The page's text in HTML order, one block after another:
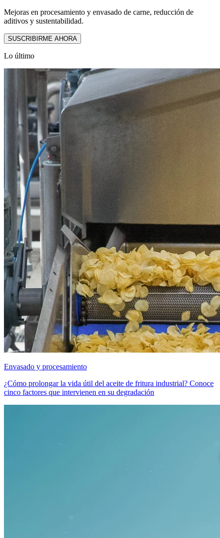
Mejoras en procesamiento y envasado de carne, reducción de
aditivos y sustentabilidad.
SUSCRIBIRME AHORA
Lo último
Envasado y procesamiento
¿Cómo prolongar la vida útil del aceite de fritura industrial? Conoce
cinco factores que intervienen en su degradación